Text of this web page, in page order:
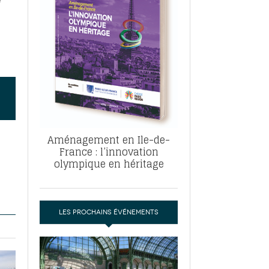
pour
ABF, ZAC : F. Vauglin détaille sa
l’urbanisme parisien- 17
de la tech et de la finance
marché de la location de luxe-
Aménagement en Ile-de-
France : l’innovation
olympique en héritage
LES PROCHAINS ÉVÉNEMENTS